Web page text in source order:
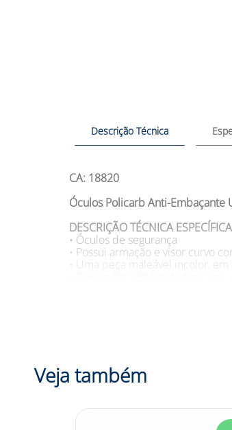
Descrição Técnica
CA: 18820
Óculos Policarb Anti-Embaçante
DESCRIÇÃO TÉCNICA
• Óculos de segurança
• Possui armação e visor curvo
• Uma peça maleável incolor,
• As hastes em material
• Proteção para os olhos do
• Para resultados de resistência
Veja também